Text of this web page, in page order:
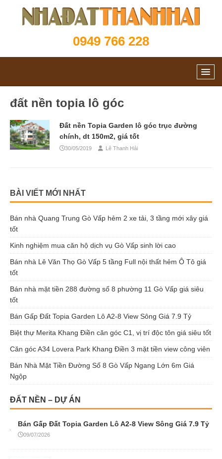
0949 766 228
đất nền topia lô góc
Đất nền Topia Garden lô góc trục đường
chính, dt 150m2, giá tốt
30/05/2019 Lê Thanh Hải
BÀI VIẾT MỚI NHẤT
Bán nhà Quang Trung Gò Vấp hẻm 2 xe tải, 3 tầng mới xây giá
tốt
Kinh nghiệm mua căn hộ dịch vụ Gò Vấp sinh lời cao
Bán nhà Lê Văn Thọ Gò Vấp 5 tầng Full nội thất hẻm Ô Tô giá
tốt
Bán nhà mặt tiền 288 đường số 8 phường 11 Gò Vấp giá siêu
tốt
Bán Gấp Đất Topia Garden Lô A2-8 View Sông Giá 7.9 Tỷ
Biệt thự Merita Khang Điền căn góc C1, vị trí độc tôn giá siêu tốt
Căn góc A34 Lovera Park Khang Điền 3 mặt tiền view công viên
Bán Nhà Mặt Tiền Đường Số 8 Gò Vấp Ngang Lớn 6m Giá
Ngộp
ĐẤT NỀN – DỰ ÁN
Bán Gấp Đất Topia Garden Lô A2-8 View Sông Giá 7.9 Tỷ
09/07/2026